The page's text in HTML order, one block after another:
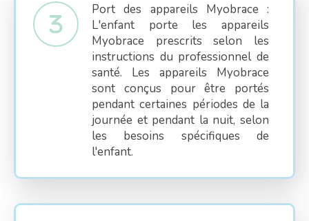
Port des appareils Myobrace :
L'enfant porte les appareils
Myobrace prescrits selon les
instructions du professionnel de
santé. Les appareils Myobrace
sont conçus pour être portés
pendant certaines périodes de la
journée et pendant la nuit, selon
les besoins spécifiques de
l'enfant.